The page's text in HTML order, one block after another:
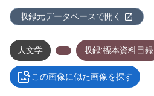
収録元データベースで開く
人文学 収録:標本資料目録
この画像に似た画像を探す